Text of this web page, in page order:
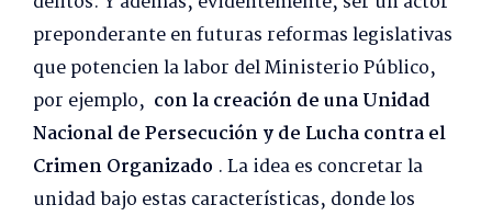
preponderante en futuras reformas legislativas
que potencien la labor del Ministerio Público,
por ejemplo, con la creación de una Unidad
Nacional de Persecución y de Lucha contra el
Crimen Organizado . La idea es concretar la
unidad bajo estas características, donde los